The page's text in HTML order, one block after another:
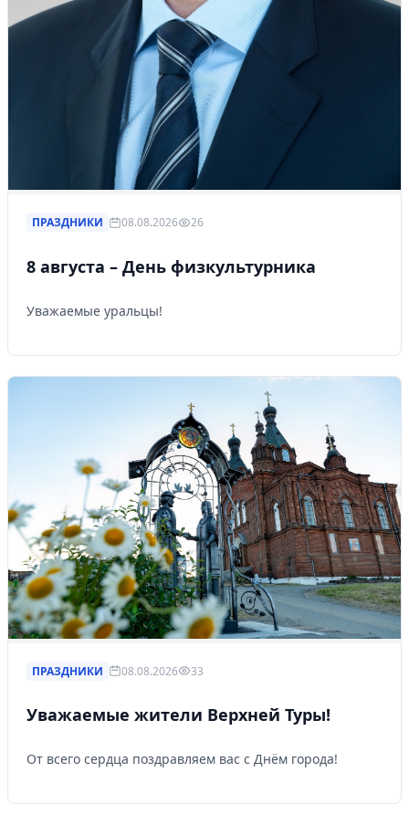
ПРАЗДНИКИ 08.08.2026 26
8 августа – День физкультурника
Уважаемые уральцы!
ПРАЗДНИКИ 08.08.2026 33
Уважаемые жители Верхней Туры!
От всего сердца поздравляем вас с Днём города!